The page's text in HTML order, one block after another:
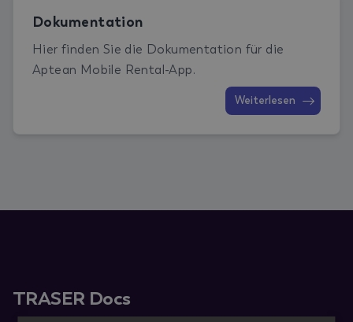
Dokumentation
Hier finden Sie die Dokumentation für die
Aptean Mobile Rental-App.
Weiterlesen
TRASER Docs